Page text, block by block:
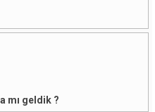
mı geldik ?